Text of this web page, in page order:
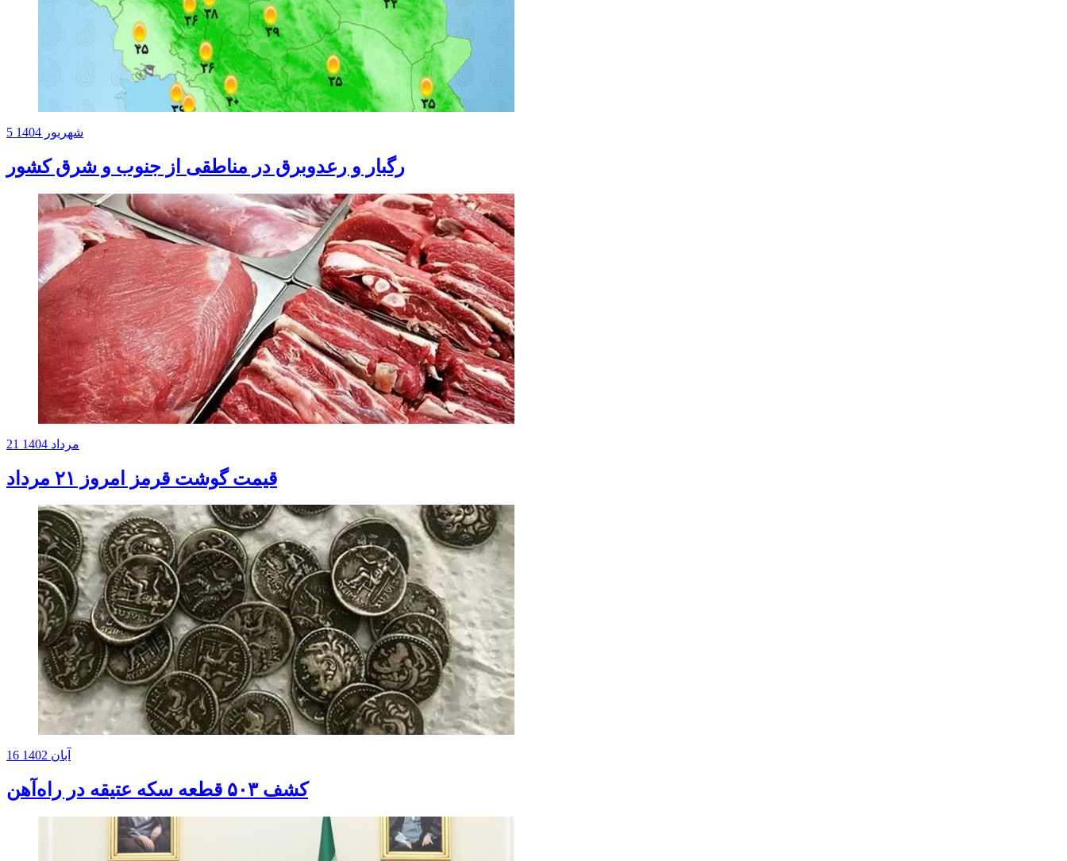
5 شهریور 1404
رگبار و رعدوبرق در مناطقی از جنوب و شرق کشور
21 مرداد 1404
قیمت گوشت قرمز امروز ۲۱ مرداد
16 آبان 1402
کشف ۵۰۳ قطعه سکه عتیقه در راه‌آهن